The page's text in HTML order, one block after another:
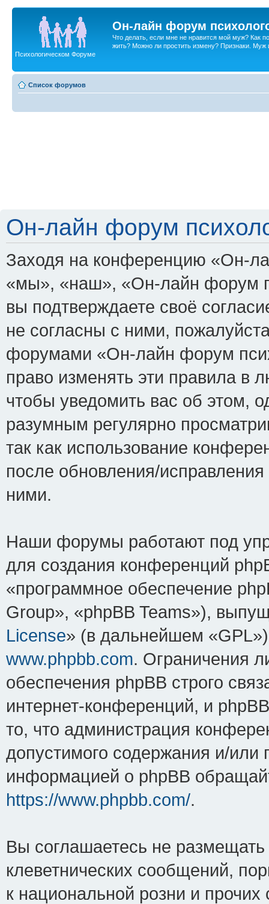
Он-лайн форум
Что делать, если мне не нравится мой муж? Как
жить? Можно ли простить измену? Признаки. Муж
Психологическом Форуме
Список форумов
Он-лайн форум
Заходя на конференцию «Он-
«мы», «наш», «Он-лайн форум
вы подтверждаете своё
не согласны с ними,
форумами «Он-лайн форум
право изменять эти правила в
чтобы уведомить вас об этом,
разумным регулярно
так как использование
после обновления/
ними.
Наши форумы работают под
для создания конференций
«программное обеспечение
Group», «phpBB Teams»),
License» (в дальнейшем
www.phpbb.com. Ограничения
обеспечения phpBB строго
интернет-конференций, и
то, что администрация
допустимого содержания и/или
информацией о phpBB
https://www.phpbb.com/.
Вы соглашаетесь не
клеветнических сообщений,
к национальной розни и